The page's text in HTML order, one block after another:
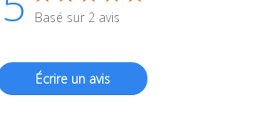
Basé sur 2 avis
Écrire un avis